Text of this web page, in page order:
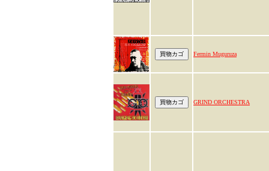
Fermin Muguruza
GRIND ORCHESTRA